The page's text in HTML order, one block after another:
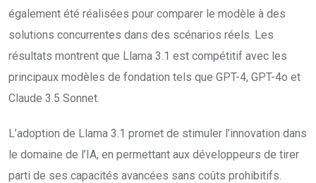
également été réalisées pour comparer le modèle à des
solutions concurrentes dans des scénarios réels. Les
résultats montrent que Llama 3.1 est compétitif avec les
principaux modèles de fondation tels que GPT-4, GPT-4o et
Claude 3.5 Sonnet.
L’adoption de Llama 3.1 promet de stimuler l’innovation dans
le domaine de l’IA, en permettant aux développeurs de tirer
parti de ses capacités avancées sans coûts prohibitifs.